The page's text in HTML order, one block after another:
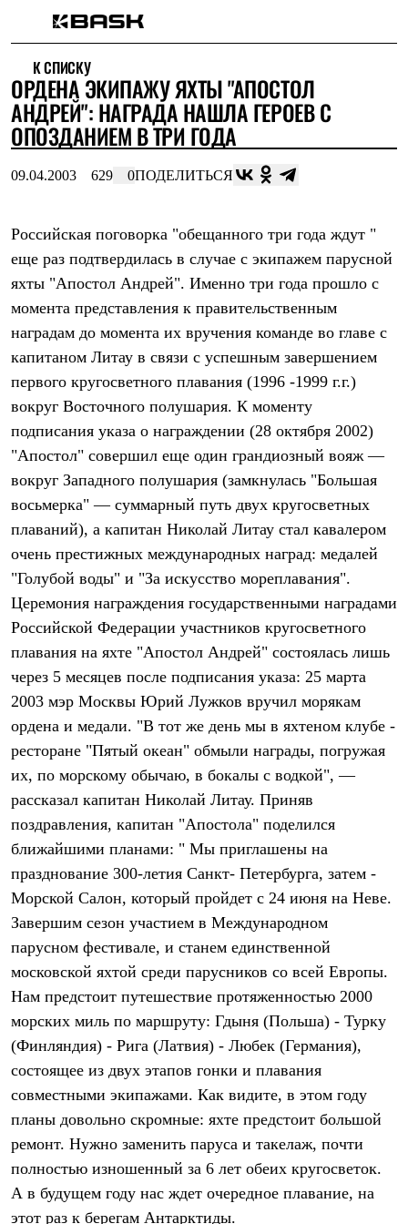
Интернет-магазин
Мужская одежда
Утепленная пухом
Куртки
Брюки
Комбинезоны
Штормовая одежда
Куртки
Софтшелл одежда
Куртки
Брюки
Флисовая одежда
Куртки
Брюки
Термобелье
Теплое термобелье
Среднее термобелье
Легкое термобелье
Лёгкая одежда
Футболки
Толстовки
Брюки
Шорты
Женская одежда
Утепленная пухом
Куртки
Жилеты
Утепленная синтетикой
Брюки
Штормовая одежда
Софтшелл одежда
Куртки
Брюки
Лёгкая одежда
Рубашки
Футболки
Брюки
Термобелье
Теплое термобелье
Среднее термобелье
Легкое термобелье
Флисовая одежда
Брюки
Детская одежда
Утепленная пухом
Комбинезоны
Куртки
Брюки
Комбинезоны
Куртки
Лёгкая одежда
Футболки
К СПИСКУ
ОРДЕНА ЭКИПАЖУ ЯХТЫ "АПОСТОЛ
АНДРЕЙ": НАГРАДА НАШЛА ГЕРОЕВ С
ОПОЗДАНИЕМ В ТРИ ГОДА
09.04.2003 629 0ПОДЕЛИТЬСЯ
Российская поговорка "обещанного три года ждут "
еще раз подтвердилась в случае с экипажем парусной
яхты "Апостол Андрей". Именно три года прошло с
момента представления к правительственным
наградам до момента их вручения команде во главе с
капитаном Литау в связи с успешным завершением
первого кругосветного плавания (1996 -1999 г.г.)
вокруг Восточного полушария. К моменту
подписания указа о награждении (28 октября 2002)
"Апостол" совершил еще один грандиозный вояж —
вокруг Западного полушария (замкнулась "Большая
восьмерка" — суммарный путь двух кругосветных
плаваний), а капитан Николай Литау стал кавалером
очень престижных международных наград: медалей
"Голубой воды" и "За искусство мореплавания".
Церемония награждения государственными наградами
Российской Федерации участников кругосветного
плавания на яхте "Апостол Андрей" состоялась лишь
через 5 месяцев после подписания указа: 25 марта
2003 мэр Москвы Юрий Лужков вручил морякам
ордена и медали. "В тот же день мы в яхтеном клубе -
ресторане "Пятый океан" обмыли награды, погружая
их, по морскому обычаю, в бокалы с водкой", —
рассказал капитан Николай Литау. Приняв
поздравления, капитан "Апостола" поделился
ближайшими планами: " Мы приглашены на
празднование 300-летия Санкт- Петербурга, затем -
Морской Салон, который пройдет с 24 июня на Неве.
Завершим сезон участием в Международном
парусном фестивале, и станем единственной
московской яхтой среди парусников со всей Европы.
Нам предстоит путешествие протяженностью 2000
морских миль по маршруту: Гдыня (Польша) - Турку
(Финляндия) - Рига (Латвия) - Любек (Германия),
состоящее из двух этапов гонки и плавания
совместными экипажами. Как видите, в этом году
планы довольно скромные: яхте предстоит большой
ремонт. Нужно заменить паруса и такелаж, почти
полностью изношенный за 6 лет обеих кругосветок.
А в будущем году нас ждет очередное плавание, на
этот раз к берегам Антарктиды.